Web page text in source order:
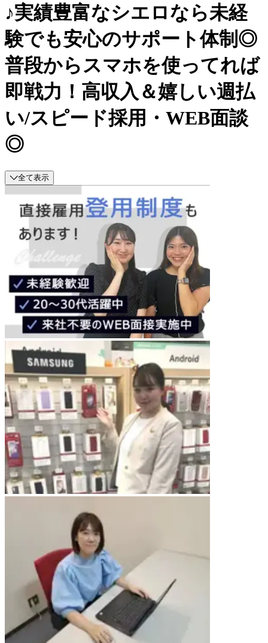
♪実績豊富なシエロなら未経
験でも安心のサポート体制◎
普段からスマホを使ってれば
即戦力！高収入＆嬉しい週払
い/スピード採用・WEB面談
◎
全て表示